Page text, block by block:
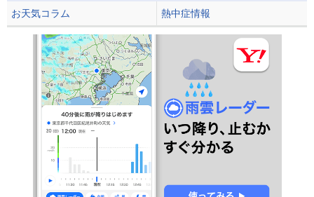
お天気コラム
熱中症情報